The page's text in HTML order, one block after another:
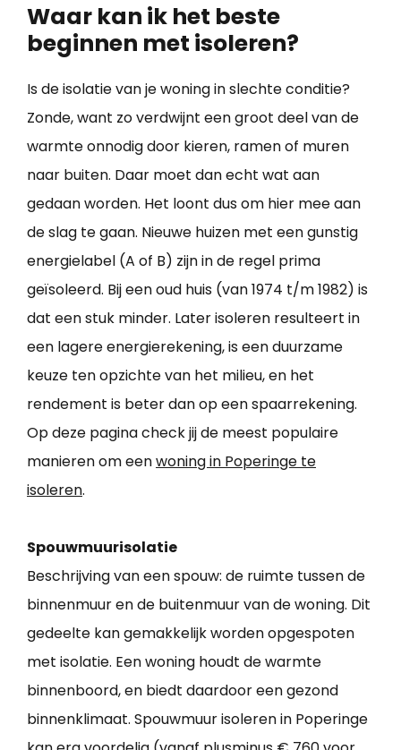
Waar kan ik het beste
beginnen met isoleren?
Is de isolatie van je woning in slechte conditie?
Zonde, want zo verdwijnt een groot deel van de
warmte onnodig door kieren, ramen of muren
naar buiten. Daar moet dan echt wat aan
gedaan worden. Het loont dus om hier mee aan
de slag te gaan. Nieuwe huizen met een gunstig
energielabel (A of B) zijn in de regel prima
geïsoleerd. Bij een oud huis (van 1974 t/m 1982) is
dat een stuk minder. Later isoleren resulteert in
een lagere energierekening, is een duurzame
keuze ten opzichte van het milieu, en het
rendement is beter dan op een spaarrekening.
Op deze pagina check jij de meest populaire
manieren om eenwoning in Poperinge te
isoleren.
Spouwmuurisolatie
Beschrijving van een spouw: de ruimte tussen de
binnenmuur en de buitenmuur van de woning. Dit
gedeelte kan gemakkelijk worden opgespoten
met isolatie. Een woning houdt de warmte
binnenboord, en biedt daardoor een gezond
binnenklimaat. Spouwmuur isoleren in Poperinge